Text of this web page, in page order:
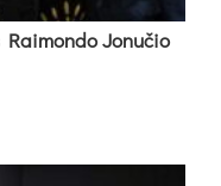
Jo­nu­čio